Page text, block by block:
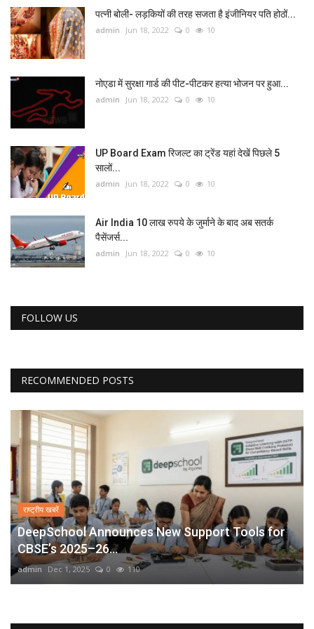
पत्नी बोली- लड़कियों की तरह सजता है इंजीनियर पति होठों...
admin Jun 18, 2022 0 10
नोएडा में सुरक्षा गार्ड की पीट-पीटकर हत्या भोजन पर हुआ...
admin Jun 18, 2022 0 10
UP Board Exam रिजल्ट का ट्रेंड यहां देखें पिछले 5
सालों...
admin Jun 18, 2022 0 10
Air India 10 लाख रुपये के जुर्माने के बाद अब सतर्क
पैसेंजर्स...
admin Jun 18, 2022 0 10
FOLLOW US
RECOMMENDED POSTS
राष्ट्रीय खबरें
DeepSchool Announces New Support Tools for
CBSE’s 2025–26...
admin Dec 1, 2025 0 110